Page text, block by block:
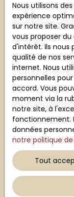
Pièces min
J'accepte
souhaitez
vous
au
L223-1 du
Internet
adressé à :
Société
BLOIS CEDEX.
Pour en
données
politique
Nous utilisons
expérience
sur notre site.
vous proposer
d'intérêt. Ils
qualité de nos
internet. Nous
personnelles
accord. Vous
moment via la
notre site, à
fonctionnement.
données
notre politique
Tout